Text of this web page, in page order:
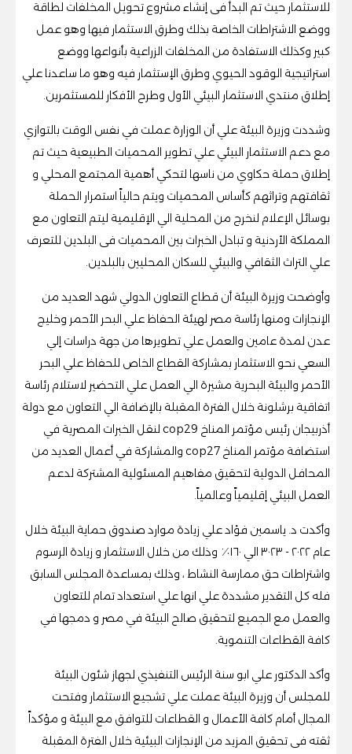
للاستثمار حيث تم البدأ فى إنشاء مشروع تحويل المخلفات لطاقة
ووضع الاشتراطات الخاصة بذلك وطرق الاستثمار فيها وهو عمل
كبير وكذلك الاستفادة من المخلفات الزراعية بأنواعها ووضع
استراتيجية الوقود الحيوي وطرق الإستثمار فيه وهو ما ساعدنا علي
إطلاق منتدي الاستثمار البيئي الأول وطرح الأفكار للمستثمرين.
وشددت وزيرة البيئة علي أن الوزارة عملت في نفس الوقت بالتوازي
مع دعم الاستثمار البيئي علي تطوير المحميات الطبيعية حيث تم
إطلاق حملة حكاوي من ناسها لتحكي أهمية المجتمع المحلي و
ثقافتهم وتراثهم كأساس المحميات ويتم حالياً استمرار الحملة
بوسائل الإعلام لنخرج من المحلية الي الإقليمية ليتم التعاون مع
المملكة الأردنية و تبادل الخبرات بين المحميات فى البلدين للتعرف
علي التراث الثقافي والبيئي للسكان المحليين بالبلدين.
وأوضحت وزيرة البيئة أن قطاع التعاون الدولي شهد العديد من
الإنجازات ومنها رئاسة مصر لهيئة الحفاظ علي البحر الأحمر وخليج
عدن لمدة عامين والعمل علي تطويرها من جهة دراسات إلي
السعي نحو الاستثمار بمشاركة القطاع الخاص للحفاظ علي البحر
الأحمر والبيئة البحرية مشيرة الي العمل علي التحضير لاستلام رئاسة
اتفاقية برشلونة خلال الفترة المقبلة بالإضافة الي التعاون مع دولة
أذربيجان رئيس مؤتمر المناخ cop29 لنقل الخبرات المصرية في
استضافة مؤتمر المناخ cop27 والمشاركة في أعمال العديد من
المحافل الدولية لتحقيق مفاهيم المسئولية المشتركة لدعم
العمل البيئي إقليمياً وعالمياً.
وأكدت د. ياسمين فؤاد علي زيادة موارد صندوق حماية البيئة خلال
عام ٢٠٢٢ - ٣٠٢٣ الي ١٦٠٪؜ وذلك من خلال الاستثمار و زيادة الرسوم
واشتراطات حق ممارسة النشاط ، وذلك بمساعدة المجلس السابق
فله كل التقدير مشددة علي انها علي استعداد تمام للتعاون
والعمل مع الجميع لتحقيق صالح البيئة في مصر و دمجها في
كافة القطاعات التنموية.
وأكد الدكتور علي ابو سنة الرئيس التنفيذي لجهاز شئون البيئة
للمجلس أن وزيرة البيئة عملت علي تشجيع الاستثمار وفتحت
المجال أمام كافة الأعمال و القطاعات للتوافق مع البيئة و مؤكداً
ثقته فى تحقيق المزيد من الإنجازات البيئية خلال الفترة المقبلة